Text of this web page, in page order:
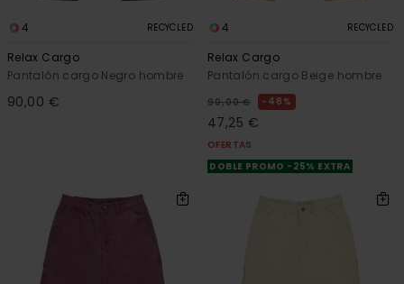
4 RECYCLED
Relax Cargo
Pantalón cargo Negro hombre
90,00 €
4 RECYCLED
Relax Cargo
Pantalón cargo Beige hombre
90,00 € 48%
47,25 €
OFERTAS
DOBLE PROMO -25% EXTRA